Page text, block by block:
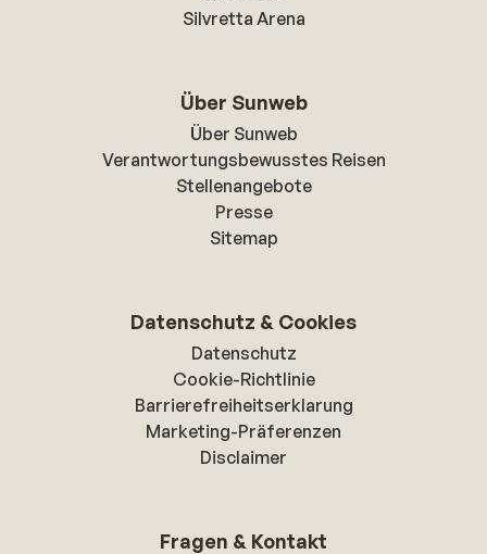
Silvretta Arena
Über Sunweb
Über Sunweb
Verantwortungsbewusstes Reisen
Stellenangebote
Presse
Sitemap
Datenschutz & Cookies
Datenschutz
Cookie-Richtlinie
Barrierefreiheitserklarung
Marketing-Präferenzen
Disclaimer
Fragen & Kontakt